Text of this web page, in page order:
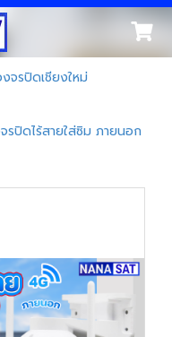
จรปิดเชียงใหม่
ปิดไร้สายใส่ซิม ภายนอก